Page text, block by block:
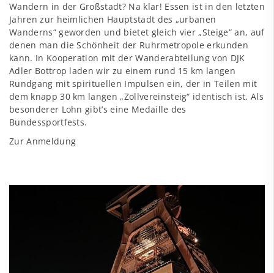
Wandern in der Großstadt? Na klar! Essen ist in den letzten
Jahren zur heimlichen Hauptstadt des „urbanen
Wanderns“ geworden und bietet gleich vier „Steige“ an, auf
denen man die Schönheit der Ruhrmetropole erkunden
kann. In Kooperation mit der Wanderabteilung von DJK
Adler Bottrop laden wir zu einem rund 15 km langen
Rundgang mit spirituellen Impulsen ein, der in Teilen mit
dem knapp 30 km langen „Zollvereinsteig“ identisch ist. Als
besonderer Lohn gibt’s eine Medaille des
Bundessportfests.
Zur Anmeldung